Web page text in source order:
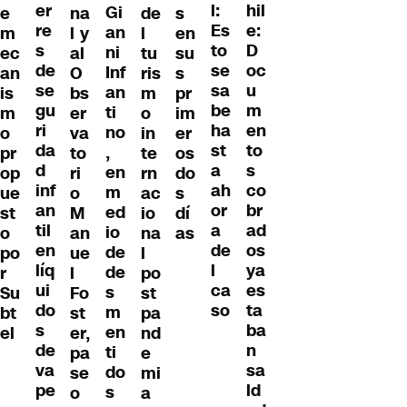
e
m
ec
an
is
m
o
pr
op
ue
st
o
po
r
Su
bt
el
er
re
s
de
se
gu
ri
da
d
inf
an
til
en
líq
ui
do
s
de
va
pe
na
l y
al
O
bs
er
va
to
ri
o
M
an
ue
l
Fo
st
er,
pa
se
o
Gi
an
ni
Inf
an
ti
no
,
en
m
ed
io
de
de
s
m
en
ti
do
s
de
l
tu
ris
m
o
in
te
rn
ac
io
na
l
po
st
pa
nd
e
mi
a
s
en
su
s
pr
im
er
os
do
s
dí
as
l:
Es
to
se
sa
be
ha
st
a
ah
or
a
de
l
ca
so
hil
e:
D
oc
u
m
en
to
s
co
br
ad
os
ya
es
ta
ba
n
sa
ld